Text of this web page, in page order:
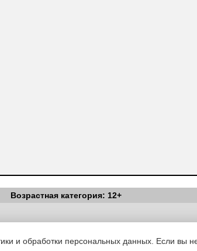
Возрастная категория: 12+
|Об издании|Условия|Политика
и обработки персональных данных. Если вы